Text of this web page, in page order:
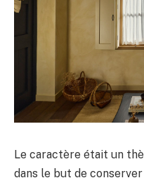
Le caractère était un
dans le but de